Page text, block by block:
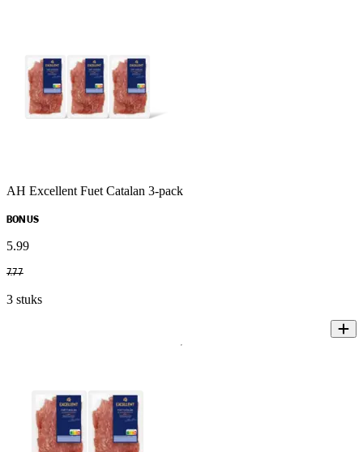
AH Excellent Fuet Catalan 3-pack
BONUS
5.99
7.77
3 stuks